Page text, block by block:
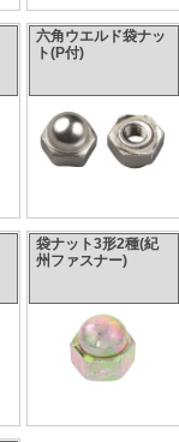
六角ウエルド袋ナッ
ト(P付)
袋ナット3形2種(紀
州ファスナー)